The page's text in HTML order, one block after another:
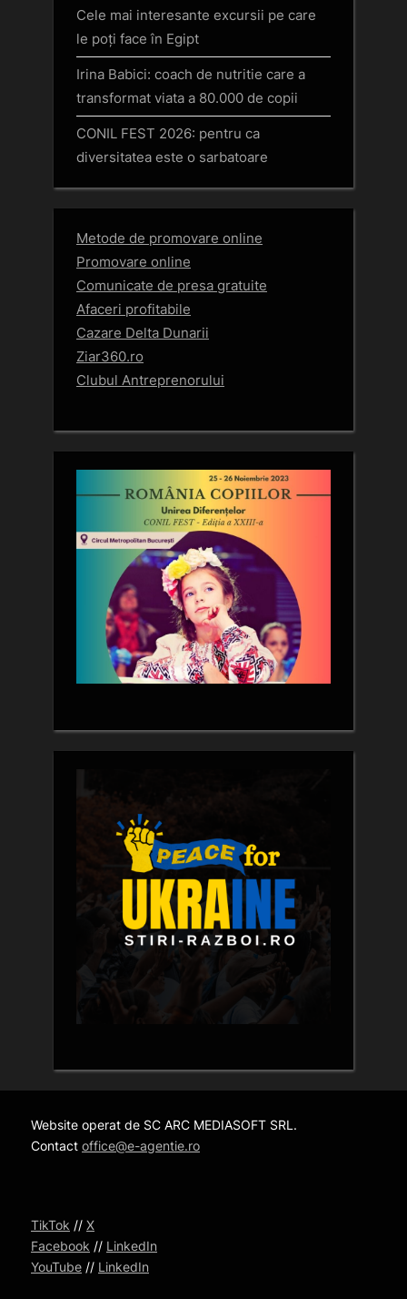
Cele mai interesante excursii pe care
le poți face în Egipt
Irina Babici: coach de nutritie care a
transformat viata a 80.000 de copii
CONIL FEST 2026: pentru ca
diversitatea este o sarbatoare
Metode de promovare online
Promovare online
Comunicate de presa gratuite
Afaceri profitabile
Cazare Delta Dunarii
Ziar360.ro
Clubul Antreprenorului
Website operat de SC ARC MEDIASOFT SRL.
Contact office@e-agentie.ro
TikTok // X
Facebook // LinkedIn
YouTube // LinkedIn